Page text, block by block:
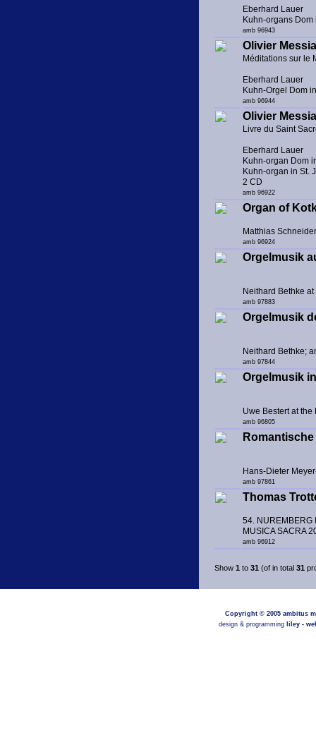
Eberhard Lauer
Kuhn-organs
amb 96943
Olivier
Méditations sur le
Eberhard Lauer
Kuhn-Orgel Dom
amb 96944
Olivier
Livre du Saint
Eberhard Lauer
Kuhn-organ Dom
Kuhn-organ in St.
2 CD
amb 96922
Organ of
Matthias
amb 96924
Orgelmusik
Neithard Bethke
amb 97883
Orgelmusik
Neithard Bethke;
amb 97844
Orgelmusik
Uwe Bestert at the
amb 96805
Hans-Dieter
amb 97861
Thomas
54. NUREMBERG
MUSICA SACRA
amb 96912
Show 1 to 31 (of in total 31
Copyright © 2005 ambitus
design & programming liley -